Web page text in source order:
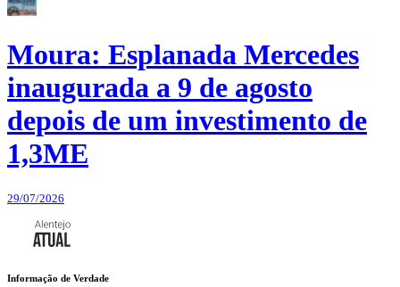
Moura: Esplanada Mercedes
inaugurada a 9 de agosto
depois de um investimento de
1,3ME
29/07/2026
Informação de Verdade